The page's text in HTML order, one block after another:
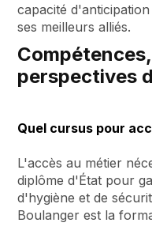
capacité
ses meilleurs alliés.
perspectives
Quel cursus pour
L'accès au métier
diplôme d'État pour
d'hygiène et de
Boulanger est la